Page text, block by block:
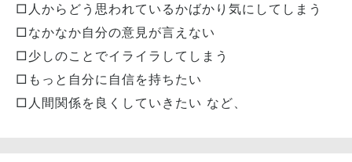
□人からどう思われているかばかり気にしてしまう
□なかなか自分の意見が言えない
□少しのことでイライラしてしまう
□もっと自分に自信を持ちたい
□人間関係を良くしていきたい など、